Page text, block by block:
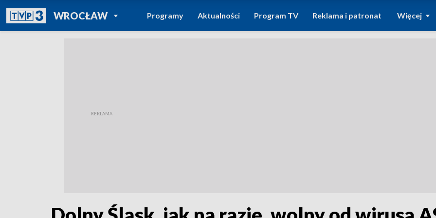
WROCŁAWPOWRÓT DO
TVP REGIONY
Programy Aktualności Program TV Reklama i patronat Więcej